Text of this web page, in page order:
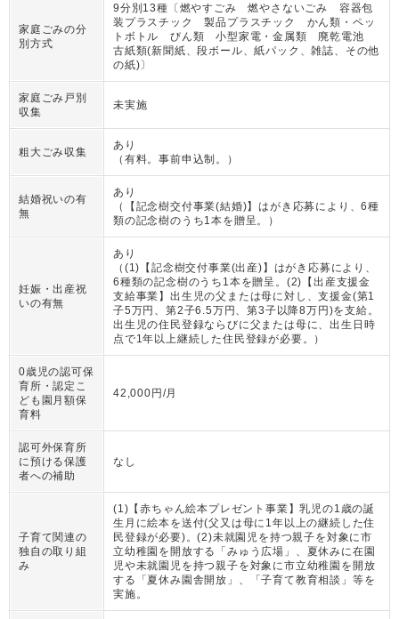
家庭ごみの分
別方式
9分別13種〔燃やすごみ 燃やさないごみ 容器包
装プラスチック 製品プラスチック かん類・ペッ
トボトル びん類 小型家電・金属類 廃乾電池
古紙類(新聞紙、段ボール、紙パック、雑誌、その他
の紙)〕
家庭ごみ戸別
収集
未実施
粗大ごみ収集
あり
（ 有料。事前申込制。 ）
結婚祝いの有
無
あり
（
【記念樹交付事業(結婚)】はがき応募により、6種
類の記念樹のうち1本を贈呈。
）
妊娠・出産祝
いの有無
あり
（ (1)【記念樹交付事業(出産)】はがき応募により、
6種類の記念樹のうち1本を贈呈。(2)【出産支援金
支給事業】出生児の父または母に対し、支援金(第1
子5万円、第2子6.5万円、第3子以降8万円)を支給。
出生児の住民登録ならびに父または母に、出生日時
点で1年以上継続した住民登録が必要。
）
0歳児の認可保
育所・認定こ
ども園月額保
育料
42,000円/月
認可外保育所
に預ける保護
者への補助
なし
子育て関連の
独自の取り組
み
(1)【赤ちゃん絵本プレゼント事業】乳児の1歳の誕
生月に絵本を送付(父又は母に1年以上の継続した住
民登録が必要)。(2)未就園児を持つ親子を対象に市
立幼稚園を開放する「みゅう広場」、夏休みに在園
児や未就園児を持つ親子を対象に市立幼稚園を開放
する「夏休み園舎開放」、「子育て教育相談」等を
実施。